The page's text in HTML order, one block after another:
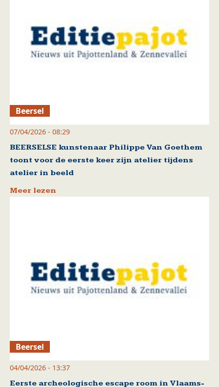
Beersel
07/04/2026 - 08:29
BEERSELSE kunstenaar Philippe Van Goethem
toont voor de eerste keer zijn atelier tijdens
atelier in beeld
Meer lezen
Beersel
04/04/2026 - 13:37
Eerste archeologische escape room in Vlaams-